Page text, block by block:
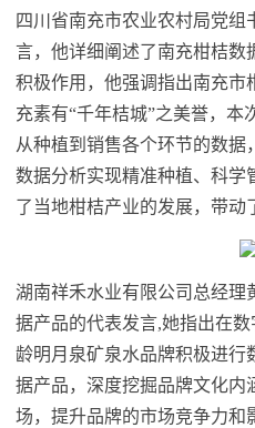
四川省南充市农业农村局党组
言，他详细阐述了南充柑桔数
积极作用，他强调指出南充市
充素有“千年桔城”之美誉，本
从种植到销售各个环节的数
数据分析实现精准种植、科学
了当地柑桔产业的发展，带动
湖南祥禾水业有限公司总经
据产品的代表发言,她指出在
龄明月泉矿泉水品牌积极进行
据产品，深度挖掘品牌文化内
场，提升品牌的市场竞争力和